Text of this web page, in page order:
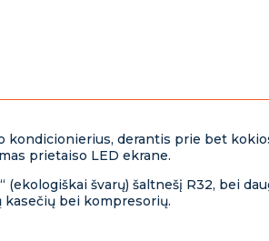
derantis prie bet
prietaiso LED ekrane.
(ekologiškai švarų) šaltnešį R32,
bei kompresorių.